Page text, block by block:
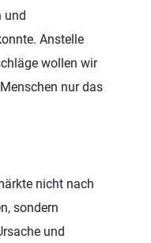
und
Anstelle
wollen wir
nur das
nicht nach
sondern
und